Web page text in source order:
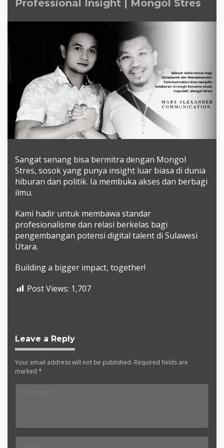
|
Mongol
Stres
Professional Insight | Mongol Stres
Sangat senang bisa bermitra dengan Mongol
Stres, sosok yang punya insight luar biasa di dunia
hiburan dan politik. Ia membuka akses dan berbagi
ilmu.
Kami hadir untuk membawa standar
profesionalisme dan relasi berkelas bagi
pengembangan potensi digital talent di Sulawesi
Utara.
Building a bigger impact, together!
Post Views: 1,707
Leave a Reply
Your email address will not be published. Required fields are
marked *